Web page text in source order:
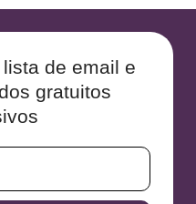
de email e
gratuitos